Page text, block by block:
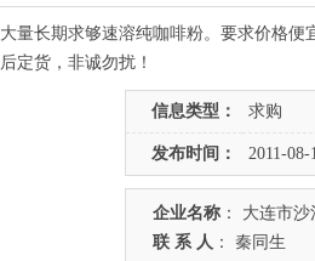
大量长期求够速溶纯咖啡粉。要求价格
后定货，非诚勿扰！
信息类型： 求购
发布时间： 2011-08-
企业名称 ： 大连市
联 系 人 ： 秦同生